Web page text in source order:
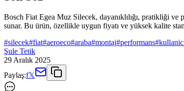
Bosch Fiat Egea Muz Silecek, dayanıklılığı, pratikliği
sunar. Bu ürün, özellikle uygun fiyatı ve yüksek kalite
#silecek#fiat#aeroeco#araba#montaj#performans#
Şule Tetik
29 Aralık 2025
Paylaş:f𝕏